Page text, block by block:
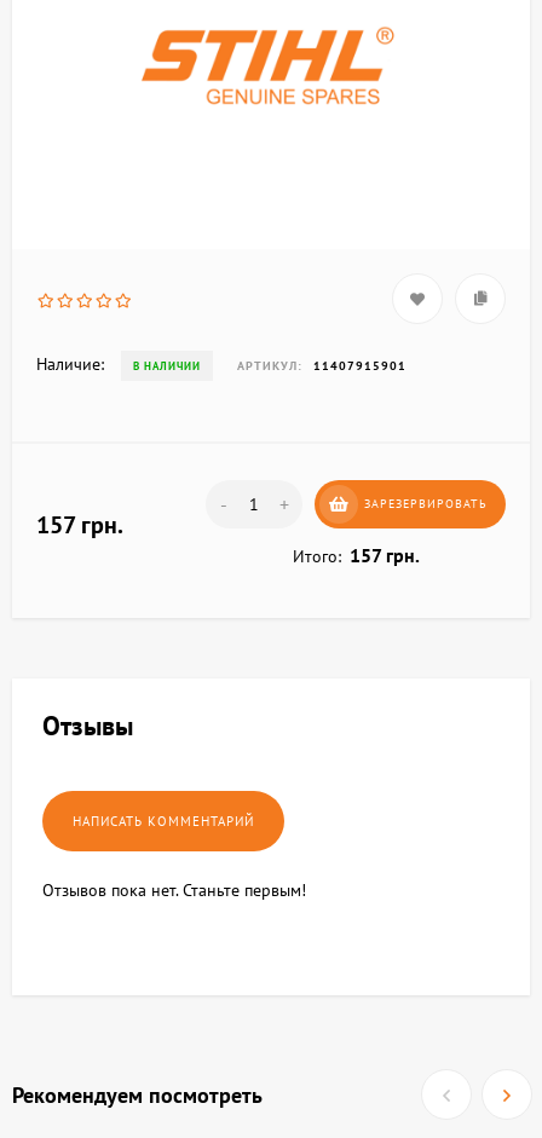
Наличие: В НАЛИЧИИ АРТИКУЛ: 11407915901
157 грн.
- + ЗАРЕЗЕРВИРОВАТЬ
Итого: 157 грн.
Отзывы
Отзывов пока нет. Станьте первым!
Рекомендуем посмотреть